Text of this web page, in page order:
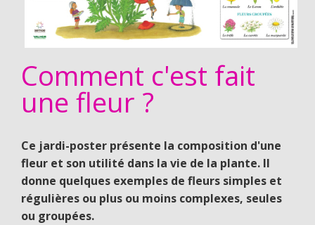
Comment c'est fait
une fleur ?
Ce jardi-poster présente la composition d'une
fleur et son utilité dans la vie de la plante. Il
donne quelques exemples de fleurs simples et
régulières ou plus ou moins complexes, seules
ou groupées.